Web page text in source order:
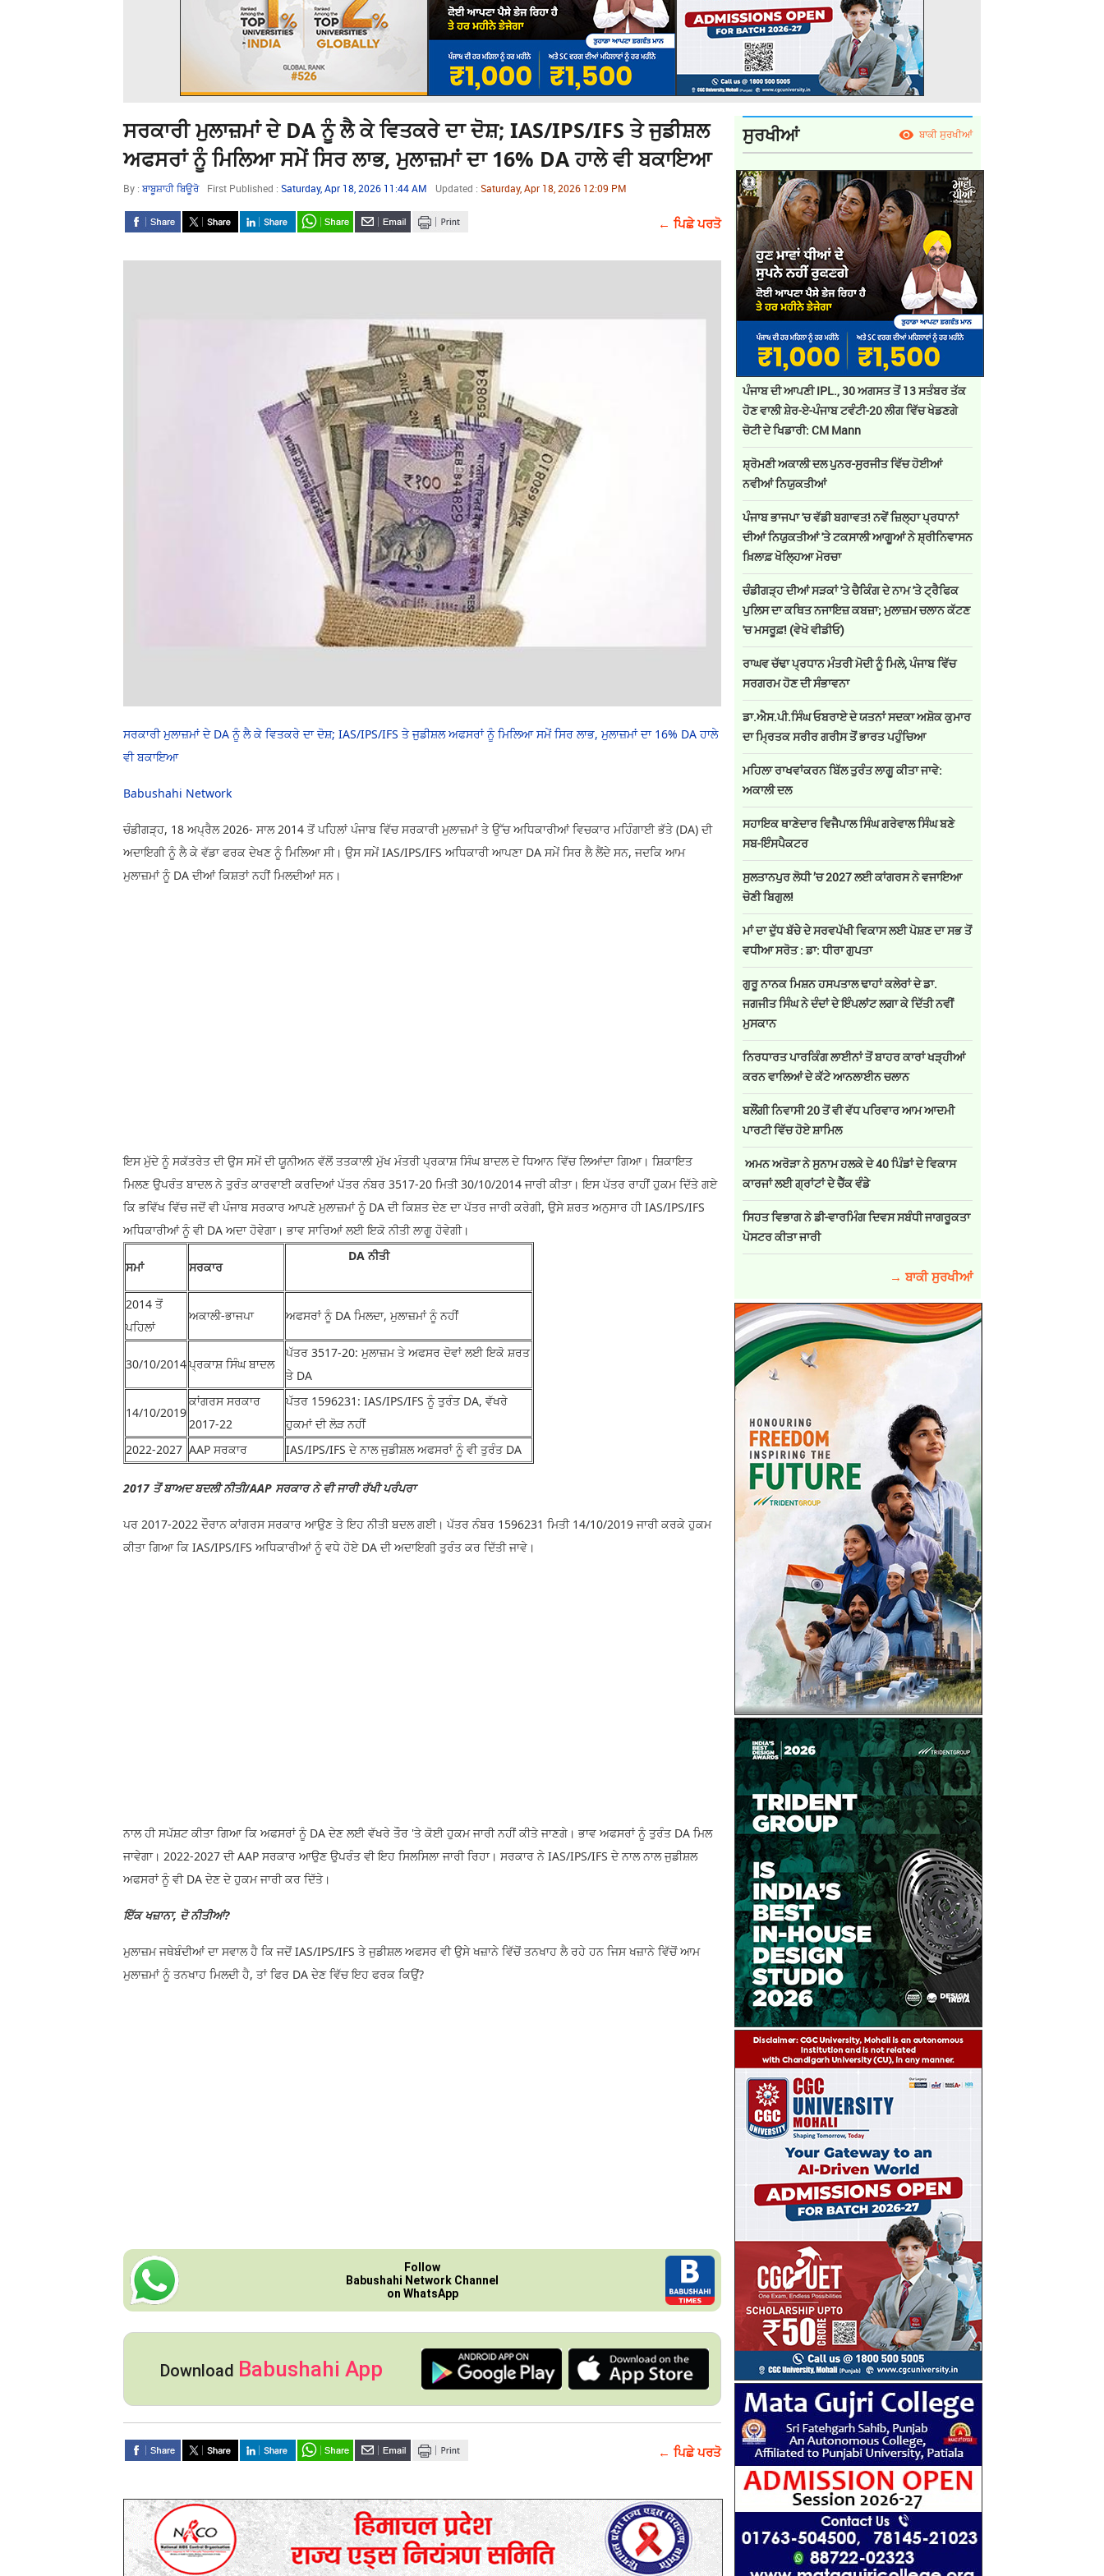
ਸਰਕਾਰੀ ਮੁਲਾਜ਼ਮਾਂ ਦੇ DA ਨੂੰ ਲੈ ਕੇ ਵਿਤਕਰੇ ਦਾ ਦੋਸ਼; IAS/IPS/IFS ਤੇ ਜੁਡੀਸ਼ਲ
ਅਫਸਰਾਂ ਨੂੰ ਮਿਲਿਆ ਸਮੇਂ ਸਿਰ ਲਾਭ, ਮੁਲਾਜ਼ਮਾਂ ਦਾ 16% DA ਹਾਲੇ ਵੀ ਬਕਾਇਆ
By : ਬਾਬੂਸ਼ਾਹੀ ਬਿਊਰੋ First Published : Saturday, Apr 18, 2026 11:44 AM Updated : Saturday, Apr 18, 2026 12:09 PM
← ਪਿਛੇ ਪਰਤੋ
ਸਰਕਾਰੀ ਮੁਲਾਜ਼ਮਾਂ ਦੇ DA ਨੂੰ ਲੈ ਕੇ ਵਿਤਕਰੇ ਦਾ ਦੋਸ਼; IAS/IPS/IFS ਤੇ ਜੁਡੀਸ਼ਲ ਅਫਸਰਾਂ ਨੂੰ ਮਿਲਿਆ ਸਮੇਂ ਸਿਰ ਲਾਭ, ਮੁਲਾਜ਼ਮਾਂ ਦਾ 16% DA ਹਾਲੇ
ਵੀ ਬਕਾਇਆ
Babushahi Network
ਚੰਡੀਗੜ੍ਹ, 18 ਅਪ੍ਰੈਲ 2026- ਸਾਲ 2014 ਤੋਂ ਪਹਿਲਾਂ ਪੰਜਾਬ ਵਿੱਚ ਸਰਕਾਰੀ ਮੁਲਾਜ਼ਮਾਂ ਤੇ ਉੱਚ ਅਧਿਕਾਰੀਆਂ ਵਿਚਕਾਰ ਮਹਿੰਗਾਈ ਭੱਤੇ (DA) ਦੀ
ਅਦਾਇਗੀ ਨੂੰ ਲੈ ਕੇ ਵੱਡਾ ਫਰਕ ਦੇਖਣ ਨੂੰ ਮਿਲਿਆ ਸੀ। ਉਸ ਸਮੇਂ IAS/IPS/IFS ਅਧਿਕਾਰੀ ਆਪਣਾ DA ਸਮੇਂ ਸਿਰ ਲੈ ਲੈਂਦੇ ਸਨ, ਜਦਕਿ ਆਮ
ਮੁਲਾਜ਼ਮਾਂ ਨੂੰ DA ਦੀਆਂ ਕਿਸ਼ਤਾਂ ਨਹੀਂ ਮਿਲਦੀਆਂ ਸਨ।
ਇਸ ਮੁੱਦੇ ਨੂੰ ਸਕੱਤਰੇਤ ਦੀ ਉਸ ਸਮੇਂ ਦੀ ਯੂਨੀਅਨ ਵੱਲੋਂ ਤਤਕਾਲੀ ਮੁੱਖ ਮੰਤਰੀ ਪ੍ਰਕਾਸ਼ ਸਿੰਘ ਬਾਦਲ ਦੇ ਧਿਆਨ ਵਿੱਚ ਲਿਆਂਦਾ ਗਿਆ। ਸ਼ਿਕਾਇਤ
ਮਿਲਣ ਉਪਰੰਤ ਬਾਦਲ ਨੇ ਤੁਰੰਤ ਕਾਰਵਾਈ ਕਰਦਿਆਂ ਪੱਤਰ ਨੰਬਰ 3517-20 ਮਿਤੀ 30/10/2014 ਜਾਰੀ ਕੀਤਾ। ਇਸ ਪੱਤਰ ਰਾਹੀਂ ਹੁਕਮ ਦਿੱਤੇ ਗਏ
ਕਿ ਭਵਿੱਖ ਵਿੱਚ ਜਦੋਂ ਵੀ ਪੰਜਾਬ ਸਰਕਾਰ ਆਪਣੇ ਮੁਲਾਜ਼ਮਾਂ ਨੂੰ DA ਦੀ ਕਿਸ਼ਤ ਦੇਣ ਦਾ ਪੱਤਰ ਜਾਰੀ ਕਰੇਗੀ, ਉਸੇ ਸ਼ਰਤ ਅਨੁਸਾਰ ਹੀ IAS/IPS/IFS
ਅਧਿਕਾਰੀਆਂ ਨੂੰ ਵੀ DA ਅਦਾ ਹੋਵੇਗਾ। ਭਾਵ ਸਾਰਿਆਂ ਲਈ ਇਕੋ ਨੀਤੀ ਲਾਗੂ ਹੋਵੇਗੀ।
ਸਮਾਂ ਸਰਕਾਰ
DA ਨੀਤੀ
2014 ਤੋਂ
ਪਹਿਲਾਂ
ਅਕਾਲੀ-ਭਾਜਪਾ ਅਫਸਰਾਂ ਨੂੰ DA ਮਿਲਦਾ, ਮੁਲਾਜ਼ਮਾਂ ਨੂੰ ਨਹੀਂ
30/10/2014ਪ੍ਰਕਾਸ਼ ਸਿੰਘ ਬਾਦਲ
ਪੱਤਰ 3517-20: ਮੁਲਾਜ਼ਮ ਤੇ ਅਫਸਰ ਦੋਵਾਂ ਲਈ ਇਕੋ ਸ਼ਰਤ
ਤੇ DA
14/10/2019
ਕਾਂਗਰਸ ਸਰਕਾਰ
2017-22
ਪੱਤਰ 1596231: IAS/IPS/IFS ਨੂੰ ਤੁਰੰਤ DA, ਵੱਖਰੇ
ਹੁਕਮਾਂ ਦੀ ਲੋੜ ਨਹੀਂ
2022-2027 AAP ਸਰਕਾਰ IAS/IPS/IFS ਦੇ ਨਾਲ ਜੁਡੀਸ਼ਲ ਅਫਸਰਾਂ ਨੂੰ ਵੀ ਤੁਰੰਤ DA
2017 ਤੋਂ ਬਾਅਦ ਬਦਲੀ ਨੀਤੀ/AAP ਸਰਕਾਰ ਨੇ ਵੀ ਜਾਰੀ ਰੱਖੀ ਪਰੰਪਰਾ
ਪਰ 2017-2022 ਦੌਰਾਨ ਕਾਂਗਰਸ ਸਰਕਾਰ ਆਉਣ ਤੇ ਇਹ ਨੀਤੀ ਬਦਲ ਗਈ। ਪੱਤਰ ਨੰਬਰ 1596231 ਮਿਤੀ 14/10/2019 ਜਾਰੀ ਕਰਕੇ ਹੁਕਮ
ਕੀਤਾ ਗਿਆ ਕਿ IAS/IPS/IFS ਅਧਿਕਾਰੀਆਂ ਨੂੰ ਵਧੇ ਹੋਏ DA ਦੀ ਅਦਾਇਗੀ ਤੁਰੰਤ ਕਰ ਦਿੱਤੀ ਜਾਵੇ।
ਨਾਲ ਹੀ ਸਪੱਸ਼ਟ ਕੀਤਾ ਗਿਆ ਕਿ ਅਫਸਰਾਂ ਨੂੰ DA ਦੇਣ ਲਈ ਵੱਖਰੇ ਤੌਰ 'ਤੇ ਕੋਈ ਹੁਕਮ ਜਾਰੀ ਨਹੀਂ ਕੀਤੇ ਜਾਣਗੇ। ਭਾਵ ਅਫਸਰਾਂ ਨੂੰ ਤੁਰੰਤ DA ਮਿਲ
ਜਾਵੇਗਾ। 2022-2027 ਦੀ AAP ਸਰਕਾਰ ਆਉਣ ਉਪਰੰਤ ਵੀ ਇਹ ਸਿਲਸਿਲਾ ਜਾਰੀ ਰਿਹਾ। ਸਰਕਾਰ ਨੇ IAS/IPS/IFS ਦੇ ਨਾਲ ਨਾਲ ਜੁਡੀਸ਼ਲ
ਅਫਸਰਾਂ ਨੂੰ ਵੀ DA ਦੇਣ ਦੇ ਹੁਕਮ ਜਾਰੀ ਕਰ ਦਿੱਤੇ।
ਇੱਕ ਖਜ਼ਾਨਾ, ਦੋ ਨੀਤੀਆਂ?
ਮੁਲਾਜ਼ਮ ਜਥੇਬੰਦੀਆਂ ਦਾ ਸਵਾਲ ਹੈ ਕਿ ਜਦੋਂ IAS/IPS/IFS ਤੇ ਜੁਡੀਸ਼ਲ ਅਫਸਰ ਵੀ ਉਸੇ ਖਜ਼ਾਨੇ ਵਿੱਚੋਂ ਤਨਖਾਹ ਲੈ ਰਹੇ ਹਨ ਜਿਸ ਖਜ਼ਾਨੇ ਵਿੱਚੋਂ ਆਮ
ਮੁਲਾਜ਼ਮਾਂ ਨੂੰ ਤਨਖਾਹ ਮਿਲਦੀ ਹੈ, ਤਾਂ ਫਿਰ DA ਦੇਣ ਵਿੱਚ ਇਹ ਫਰਕ ਕਿਉਂ?
Follow
Babushahi Network Channel
on WhatsApp
Download Babushahi App
← ਪਿਛੇ ਪਰਤੋ
ਸੁਰਖੀਆਂ ਬਾਕੀ ਸੁਰਖੀਆਂ
ਪੰਜਾਬ ਦੀ ਆਪਣੀ IPL., 30 ਅਗਸਤ ਤੋਂ 13 ਸਤੰਬਰ ਤੱਕ
ਹੋਣ ਵਾਲੀ ਸ਼ੇਰ-ਏ-ਪੰਜਾਬ ਟਵੰਟੀ-20 ਲੀਗ ਵਿੱਚ ਖੇਡਣਗੇ
ਚੋਟੀ ਦੇ ਖਿਡਾਰੀ: CM Mann
ਸ਼੍ਰੋਮਣੀ ਅਕਾਲੀ ਦਲ ਪੁਨਰ-ਸੁਰਜੀਤ ਵਿੱਚ ਹੋਈਆਂ
ਨਵੀਆਂ ਨਿਯੁਕਤੀਆਂ
ਪੰਜਾਬ ਭਾਜਪਾ 'ਚ ਵੱਡੀ ਬਗਾਵਤ! ਨਵੇਂ ਜ਼ਿਲ੍ਹਾ ਪ੍ਰਧਾਨਾਂ
ਦੀਆਂ ਨਿਯੁਕਤੀਆਂ 'ਤੇ ਟਕਸਾਲੀ ਆਗੂਆਂ ਨੇ ਸ਼੍ਰੀਨਿਵਾਸਨ
ਖ਼ਿਲਾਫ਼ ਖੋਲ੍ਹਿਆ ਮੋਰਚਾ
ਚੰਡੀਗੜ੍ਹ ਦੀਆਂ ਸੜਕਾਂ 'ਤੇ ਚੈਕਿੰਗ ਦੇ ਨਾਮ 'ਤੇ ਟ੍ਰੈਫਿਕ
ਪੁਲਿਸ ਦਾ ਕਥਿਤ ਨਜਾਇਜ਼ ਕਬਜ਼ਾ; ਮੁਲਾਜ਼ਮ ਚਲਾਨ ਕੱਟਣ
'ਚ ਮਸਰੂਫ਼! (ਵੇਖੋ ਵੀਡੀਓ)
ਰਾਘਵ ਚੱਢਾ ਪ੍ਰਧਾਨ ਮੰਤਰੀ ਮੋਦੀ ਨੂੰ ਮਿਲੇ, ਪੰਜਾਬ ਵਿੱਚ
ਸਰਗਰਮ ਹੋਣ ਦੀ ਸੰਭਾਵਨਾ
ਡਾ.ਐਸ.ਪੀ.ਸਿੰਘ ਓਬਰਾਏ ਦੇ ਯਤਨਾਂ ਸਦਕਾ ਅਸ਼ੋਕ ਕੁਮਾਰ
ਦਾ ਮ੍ਰਿਤਕ ਸਰੀਰ ਗਰੀਸ ਤੋਂ ਭਾਰਤ ਪਹੁੰਚਿਆ
ਮਹਿਲਾ ਰਾਖਵਾਂਕਰਨ ਬਿੱਲ ਤੁਰੰਤ ਲਾਗੂ ਕੀਤਾ ਜਾਵੇ:
ਅਕਾਲੀ ਦਲ
ਸਹਾਇਕ ਥਾਣੇਦਾਰ ਵਿਜੈਪਾਲ ਸਿੰਘ ਗਰੇਵਾਲ ਸਿੰਘ ਬਣੇ
ਸਬ-ਇੰਸਪੈਕਟਰ
ਸੁਲਤਾਨਪੁਰ ਲੋਧੀ ’ਚ 2027 ਲਈ ਕਾਂਗਰਸ ਨੇ ਵਜਾਇਆ
ਚੋਣੀ ਬਿਗੁਲ!
ਮਾਂ ਦਾ ਦੁੱਧ ਬੱਚੇ ਦੇ ਸਰਵਪੱਖੀ ਵਿਕਾਸ ਲਈ ਪੋਸ਼ਣ ਦਾ ਸਭ ਤੋਂ
ਵਧੀਆ ਸਰੋਤ : ਡਾ: ਧੀਰਾ ਗੁਪਤਾ
ਗੁਰੂ ਨਾਨਕ ਮਿਸ਼ਨ ਹਸਪਤਾਲ ਢਾਹਾਂ ਕਲੇਰਾਂ ਦੇ ਡਾ.
ਜਗਜੀਤ ਸਿੰਘ ਨੇ ਦੰਦਾਂ ਦੇ ਇੰਪਲਾਂਟ ਲਗਾ ਕੇ ਦਿੱਤੀ ਨਵੀਂ
ਮੁਸਕਾਨ
ਨਿਰਧਾਰਤ ਪਾਰਕਿੰਗ ਲਾਈਨਾਂ ਤੋਂ ਬਾਹਰ ਕਾਰਾਂ ਖੜ੍ਹੀਆਂ
ਕਰਨ ਵਾਲਿਆਂ ਦੇ ਕੱਟੇ ਆਨਲਾਈਨ ਚਲਾਨ
ਬਲੌਂਗੀ ਨਿਵਾਸੀ 20 ਤੋਂ ਵੀ ਵੱਧ ਪਰਿਵਾਰ ਆਮ ਆਦਮੀ
ਪਾਰਟੀ ਵਿੱਚ ਹੋਏ ਸ਼ਾਮਿਲ
ਅਮਨ ਅਰੋੜਾ ਨੇ ਸੁਨਾਮ ਹਲਕੇ ਦੇ 40 ਪਿੰਡਾਂ ਦੇ ਵਿਕਾਸ
ਕਾਰਜਾਂ ਲਈ ਗ੍ਰਾਂਟਾਂ ਦੇ ਚੈੱਕ ਵੰਡੇ
ਸਿਹਤ ਵਿਭਾਗ ਨੇ ਡੀ-ਵਾਰਮਿੰਗ ਦਿਵਸ ਸਬੰਧੀ ਜਾਗਰੂਕਤਾ
ਪੋਸਟਰ ਕੀਤਾ ਜਾਰੀ
→ ਬਾਕੀ ਸੁਰਖੀਆਂ